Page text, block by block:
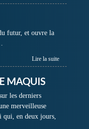
futur, et ouvre la
Lire la suite
MAQUIS
les derniers
merveilleuse
qui, en deux jours,